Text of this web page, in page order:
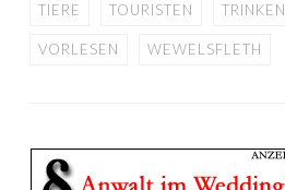
TIERE TOURISTEN TRINKEN
VORLESEN WEWELSFLETH